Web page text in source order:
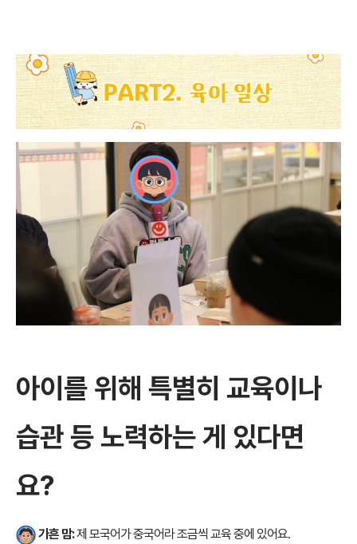
아이를 위해 특별히 교육이나
습관 등 노력하는 게 있다면
요?
가흔 맘:제 모국어가 중국어라 조금씩 교육 중에 있어요.